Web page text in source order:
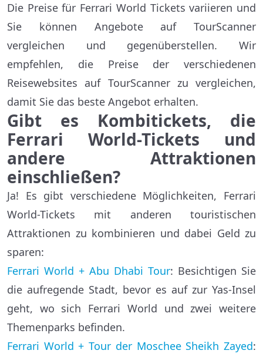
Die Preise für Ferrari World Tickets variieren und
Sie können Angebote auf TourScanner
vergleichen und gegenüberstellen. Wir
empfehlen, die Preise der verschiedenen
Reisewebsites auf TourScanner zu vergleichen,
damit Sie das beste Angebot erhalten.
Gibt es Kombitickets, die
Ferrari World-Tickets und
andere Attraktionen
einschließen?
Ja! Es gibt verschiedene Möglichkeiten, Ferrari
World-Tickets mit anderen touristischen
Attraktionen zu kombinieren und dabei Geld zu
sparen:
Ferrari World + Abu Dhabi Tour: Besichtigen Sie
die aufregende Stadt, bevor es auf zur Yas-Insel
geht, wo sich Ferrari World und zwei weitere
Themenparks befinden.
Ferrari World + Tour der Moschee Sheikh Zayed: